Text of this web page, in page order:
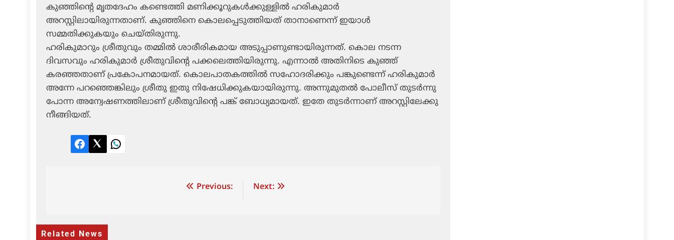
കുഞ്ഞിന്റെ മൃതദേഹം കണ്ടെത്തി മണിക്കൂറുകള്‍ക്കുള്ളില്‍ ഹരികുമാര്‍
അറസ്റ്റിലായിരുന്നതാണ്. കുഞ്ഞിനെ കൊലപ്പെടുത്തിയത് താനാണെന്ന് ഇയാള്‍
സമ്മതിക്കുകയും ചെയ്തിരുന്നു.
ഹരികുമാറും ശ്രീതുവും തമ്മില്‍ ശാരീരികമായ അടുപ്പാണുണ്ടായിരുന്നത്. കൊല നടന്ന
ദിവസവും ഹരികുമാര്‍ ശ്രീതുവിന്റെ പക്കലെത്തിയിരുന്നു. എന്നാല്‍ അതിനിടെ കുഞ്ഞ്
കരഞ്ഞതാണ് പ്രകോപനമായത്. കൊലപാതകത്തില്‍ സഹോദരിക്കും പങ്കുണ്ടെന്ന് ഹരികുമാര്‍
അന്നേ പറഞ്ഞെങ്കിലും ശ്രീതു ഇതു നിഷേധിക്കുകയായിരുന്നു. അന്നുമുതല്‍ പോലീസ് തുടര്‍ന്നു
പോന്ന അന്വേഷണത്തിലാണ് ശ്രീതുവിന്റെ പങ്ക് ബോധ്യമായത്. ഇതേ തുടര്‍ന്നാണ് അറസ്റ്റിലേക്കു
നീങ്ങിയത്.
Facebook
TwitterLinkedIn
Previous: Next:
Related News